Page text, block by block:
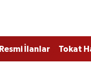
Resmi İlanlar Tokat